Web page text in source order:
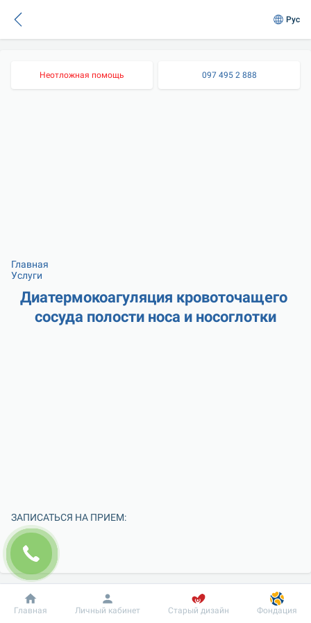
Рус
Неотложная помощь 097 495 2 888
Главная
Услуги
Диатермокоагуляция кровоточащего
сосуда полости носа и носоглотки
ЗАПИСАТЬСЯ НА ПРИЕМ:
Добробут Информация Пациенту
Главная Личный кабинет Старый дизайн Фондация